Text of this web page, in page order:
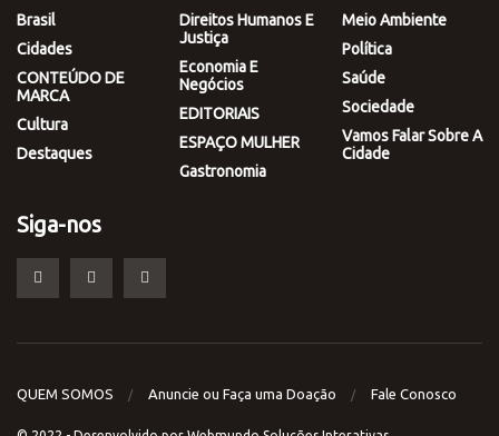
Brasil
Cidades
CONTEÚDO DE
MARCA
Cultura
Destaques
Direitos Humanos E
Justiça
Economia E
Negócios
EDITORIAIS
ESPAÇO MULHER
Gastronomia
Meio Ambiente
Política
Saúde
Sociedade
Vamos Falar Sobre A
Cidade
Siga-nos
QUEM SOMOS Anuncie ou Faça uma Doação Fale Conosco